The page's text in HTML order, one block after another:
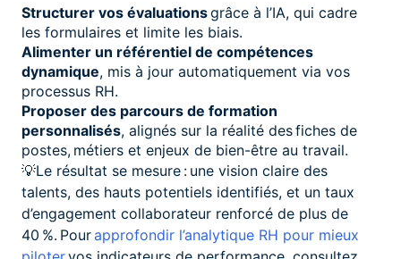
Structurer vos évaluationsgrâce à l’IA, qui cadre
les formulaires et limite les biais.
Alimenter un référentiel de compétences
dynamique, mis à jour automatiquement via vos
processus RH.
Proposer des parcours de formation
personnalisés, alignés sur la réalité des fiches de
postes, métiers et enjeux de bien-être au travail.
💡Le résultat se mesure : une vision claire des
talents, des hauts potentiels identifiés, et un taux
d’engagement collaborateur renforcé de plus de
40 %. Pourapprofondir l’analytique RH pour mieux